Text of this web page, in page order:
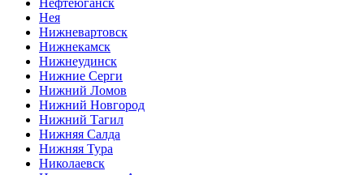
Нефтеюганск
Нея
Нижневартовск
Нижнекамск
Нижнеудинск
Нижние Серги
Нижний Ломов
Нижний Новгород
Нижний Тагил
Нижняя Салда
Нижняя Тура
Николаевск